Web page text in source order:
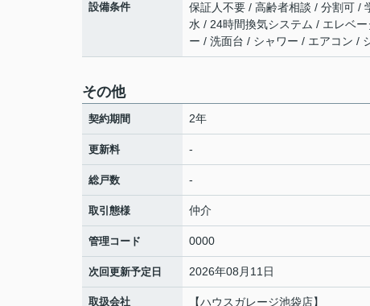
設備条件
保証人不要 / 高齢者相談 / 分割可 /
水 / 24時間換気システム / エレベ
ー / 洗面台 / シャワー / エアコン /
その他
契約期間 2年
更新料 -
総戸数 -
取引態様 仲介
管理コード 0000
次回更新予定日 2026年08月11日
取扱会社
【ハウスガレージ池袋店】